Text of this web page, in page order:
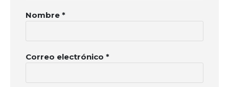
Nombre *
Correo electrónico *